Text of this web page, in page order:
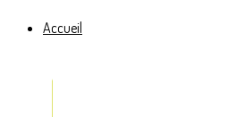
Accueil